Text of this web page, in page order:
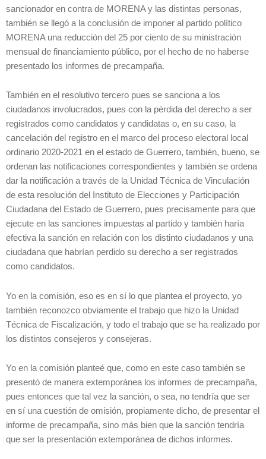
sancionador en contra de MORENA y las distintas personas,
también se llegó a la conclusión de imponer al partido político
MORENA una reducción del 25 por ciento de su ministración
mensual de financiamiento público, por el hecho de no haberse
presentado los informes de precampaña.
También en el resolutivo tercero pues se sanciona a los
ciudadanos involucrados, pues con la pérdida del derecho a ser
registrados como candidatos y candidatas o, en su caso, la
cancelación del registro en el marco del proceso electoral local
ordinario 2020-2021 en el estado de Guerrero, también, bueno, se
ordenan las notificaciones correspondientes y también se ordena
dar la notificación a través de la Unidad Técnica de Vinculación
de esta resolución del Instituto de Elecciones y Participación
Ciudadana del Estado de Guerrero, pues precisamente para que
ejecute en las sanciones impuestas al partido y también haría
efectiva la sanción en relación con los distinto ciudadanos y una
ciudadana que habrían perdido su derecho a ser registrados
como candidatos.
Yo en la comisión, eso es en sí lo que plantea el proyecto, yo
también reconozco obviamente el trabajo que hizo la Unidad
Técnica de Fiscalización, y todo el trabajo que se ha realizado por
los distintos consejeros y consejeras.
Yo en la comisión planteé que, como en este caso también se
presentó de manera extemporánea los informes de precampaña,
pues entonces que tal vez la sanción, o sea, no tendría que ser
en sí una cuestión de omisión, propiamente dicho, de presentar el
informe de precampaña, sino más bien que la sanción tendría
que ser la presentación extemporánea de dichos informes.